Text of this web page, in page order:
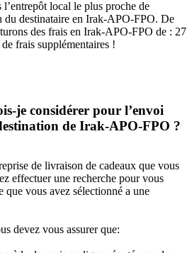
local le plus proche de
du destinataire en Irak-APO-FPO. De
des frais en Irak-APO-FPO de : 27
frais supplémentaires !
je considérer pour l’envoi
de Irak-APO-FPO ?
de livraison de cadeaux que vous
effectuer une recherche pour vous
que vous avez sélectionné a une
devez vous assurer que: